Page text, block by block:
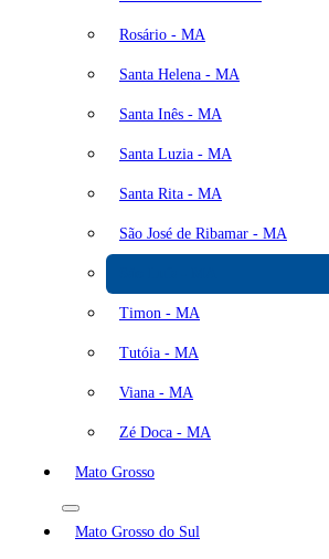
Rosário - MA
Santa Helena - MA
Santa Inês - MA
Santa Luzia - MA
Santa Rita - MA
São José de Ribamar - MA
Timon - MA
Tutóia - MA
Viana - MA
Zé Doca - MA
Mato Grosso
Mato Grosso do Sul